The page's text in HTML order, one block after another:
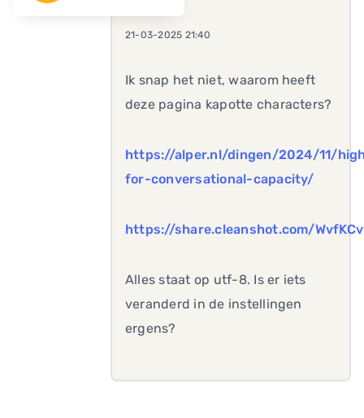
21-03-2025 21:40
Ik snap het niet, waarom heeft
deze pagina kapotte characters?
https://alper.nl/dingen/2024/11/
for-conversational-capacity/
https://share.cleanshot.com/
Alles staat op utf-8. Is er iets
veranderd in de instellingen
ergens?